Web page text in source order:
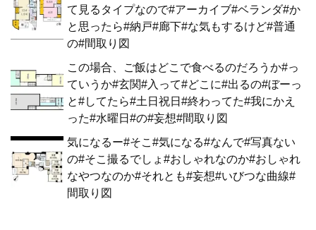
て見るタイプなので#アーカイブ#ベランダ#か
と思ったら#納戸#廊下#な気もするけど#普通
の#間取り図
この場合、ご飯はどこで食べるのだろうか#っ
ていうか#玄関#入って#どこに#出るの#ぼーっ
と#してたら#土日祝日#終わってた#我にかえ
った#水曜日#の#妄想#間取り図
気になるー#そこ#気になる#なんで#写真ない
の#そこ撮るでしょ#おしゃれなのか#おしゃれ
なやつなのか#それとも#妄想#いびつな曲線#
間取り図